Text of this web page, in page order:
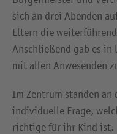
sich an drei Abenden
Eltern die
Anschließend gab es
mit allen Anwesenden
Im Zentrum standen an
individuelle Frage,
richtige für ihr Kind ist.